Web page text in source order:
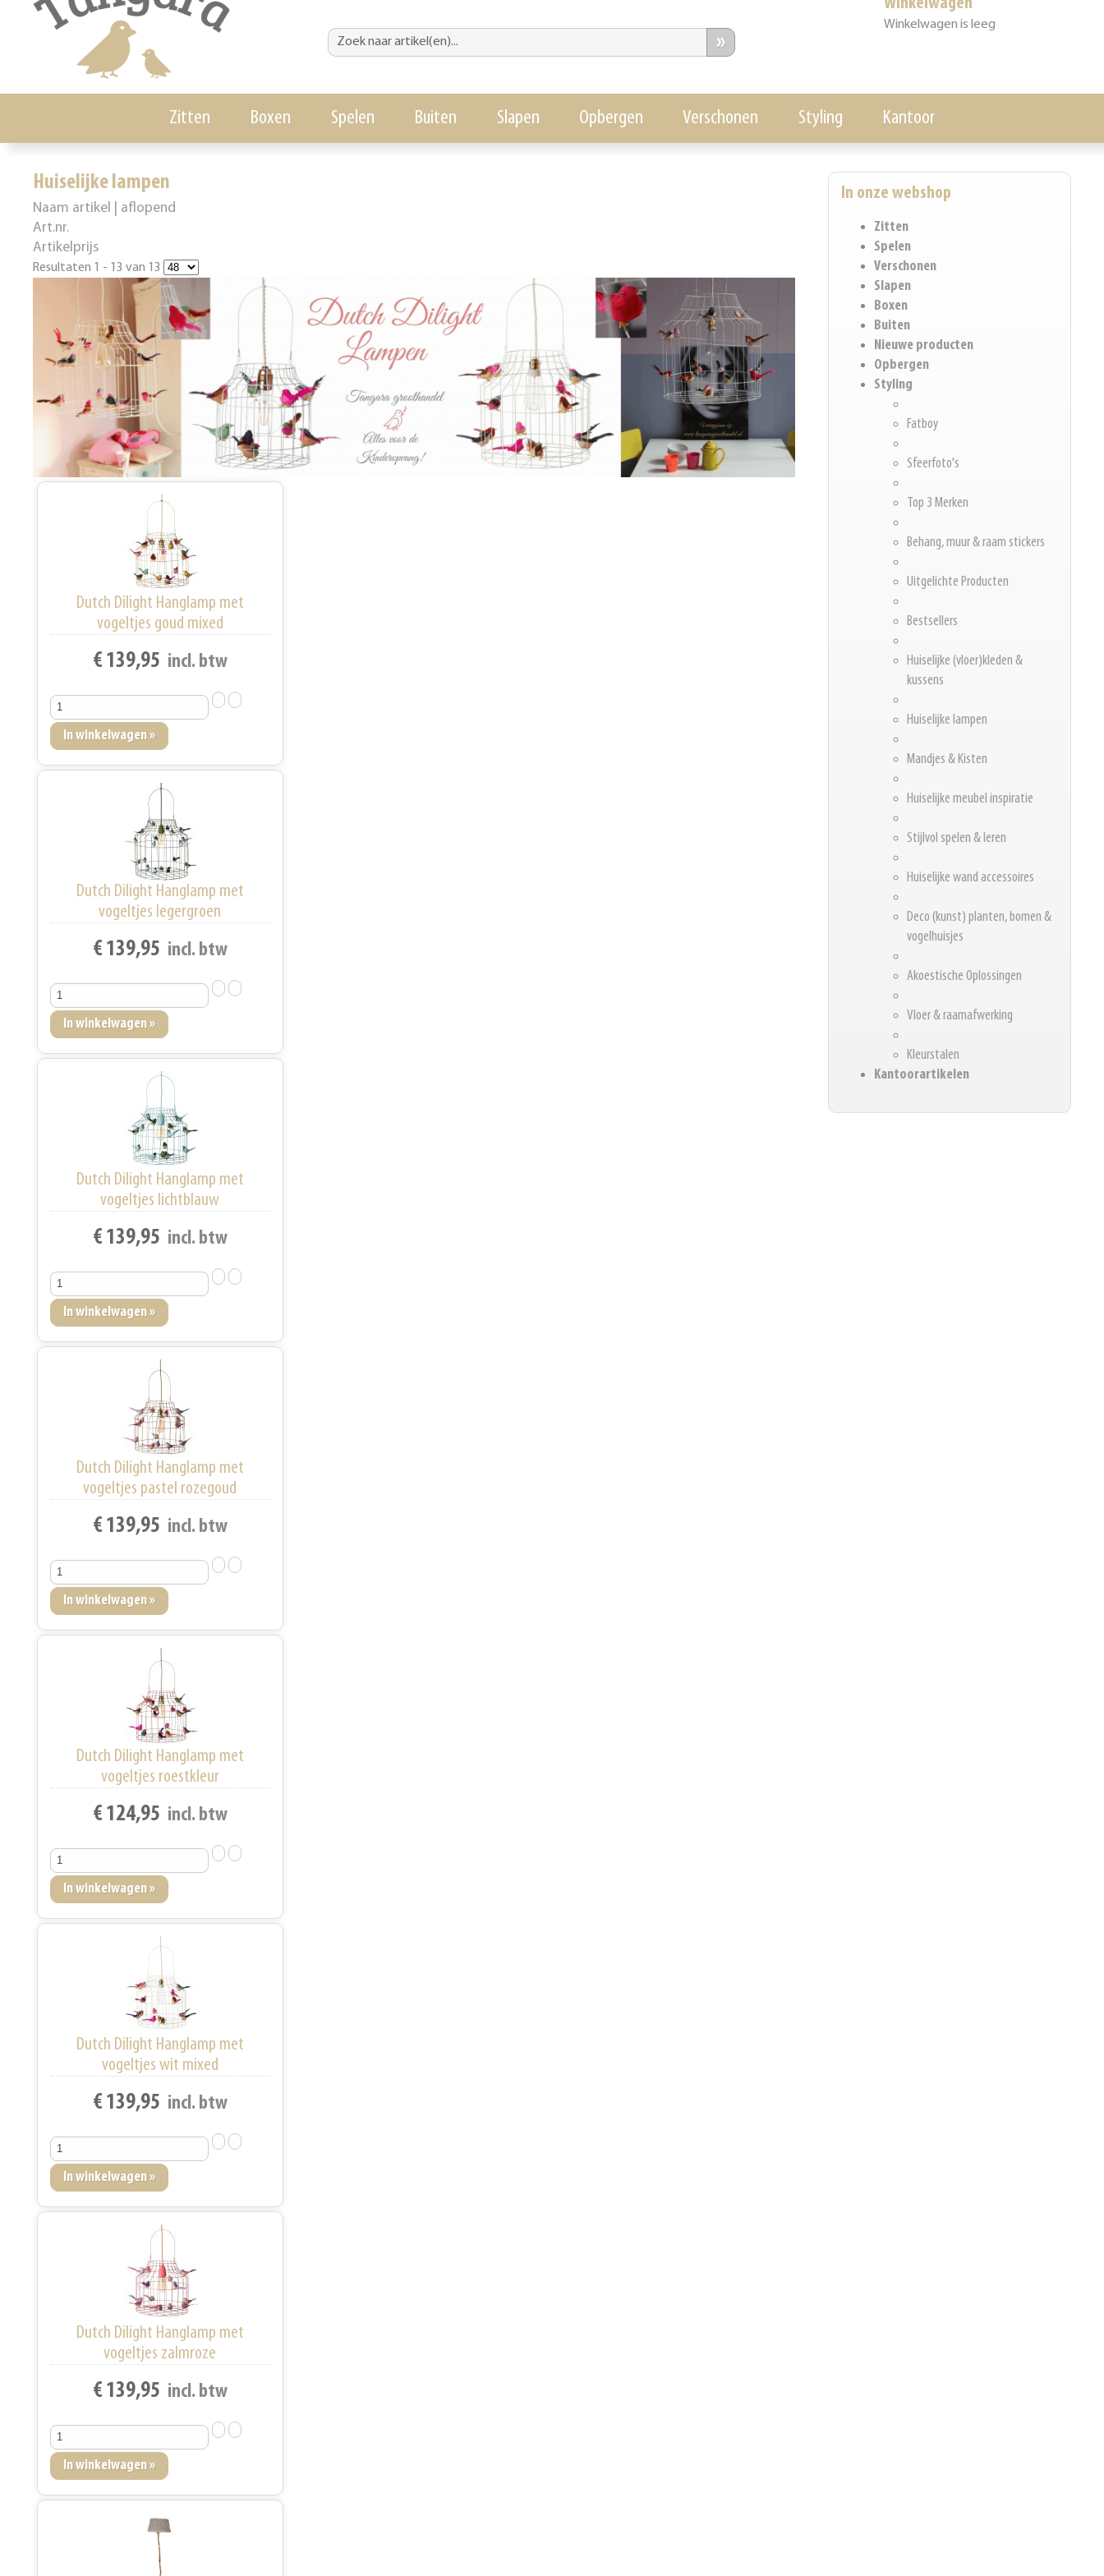
Winkelwagen is leeg
»
Zitten Boxen Spelen Buiten Slapen Opbergen Verschonen Styling Kantoor
In onze webshop
Zitten
Spelen
Verschonen
Slapen
Boxen
Buiten
Nieuwe producten
Opbergen
Styling
Fatboy
Sfeerfoto's
Top 3 Merken
Behang, muur & raam stickers
Uitgelichte Producten
Bestsellers
Huiselijke (vloer)kleden &
kussens
Huiselijke lampen
Mandjes & Kisten
Huiselijke meubel inspiratie
Stijlvol spelen & leren
Huiselijke wand accessoires
Deco (kunst) planten, bomen &
vogelhuisjes
Akoestische Oplossingen
Vloer & raamafwerking
Kleurstalen
Kantoorartikelen
Huiselijke lampen
Naam artikel | aflopend
Art.nr.
Artikelprijs
Resultaten 1 - 13 van 13
Dutch Dilight Hanglamp met
vogeltjes goud mixed
€ 139,95 incl. btw
Dutch Dilight Hanglamp met
vogeltjes legergroen
€ 139,95 incl. btw
Dutch Dilight Hanglamp met
vogeltjes lichtblauw
€ 139,95 incl. btw
Dutch Dilight Hanglamp met
vogeltjes pastel rozegoud
€ 139,95 incl. btw
Dutch Dilight Hanglamp met
vogeltjes roestkleur
€ 124,95 incl. btw
Dutch Dilight Hanglamp met
vogeltjes wit mixed
€ 139,95 incl. btw
Dutch Dilight Hanglamp met
vogeltjes zalmroze
€ 139,95 incl. btw